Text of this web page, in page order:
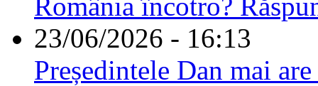
23/06/2026 - 16:13
Președintele Dan mai